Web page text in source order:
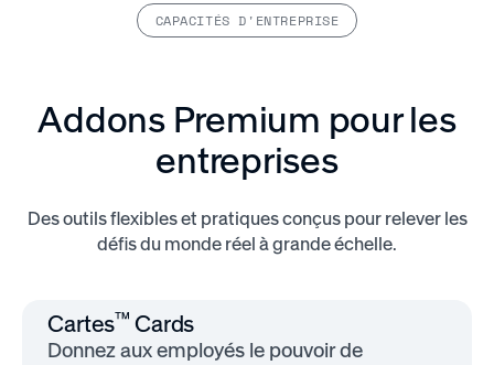
CAPACITÉS D'ENTREPRISE
Addons Premium pour les
entreprises
Des outils flexibles et pratiques conçus pour relever les
défis du monde réel à grande échelle.
Cartes™ Cards
Donnez aux employés le pouvoir de